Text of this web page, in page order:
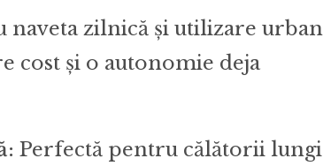
naveta zilnică și utilizare
și o autonomie deja
Perfectă pentru călătorii lungi